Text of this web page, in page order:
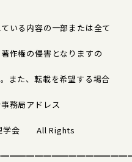
いる内容の一部または全て
作権の侵害となりますの
また、転載を希望する場合
務局アドレス
理学会 All Rights